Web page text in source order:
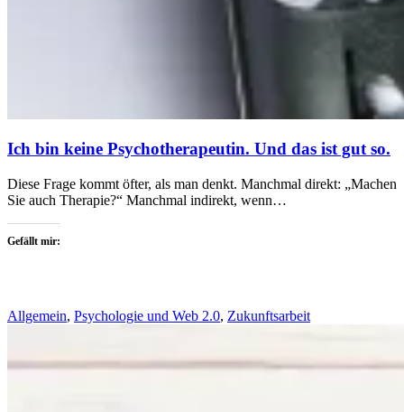
Ich bin keine Psychotherapeutin. Und das ist gut so.
Diese Frage kommt öfter, als man denkt. Manchmal direkt: „Machen
Sie auch Therapie?“ Manchmal indirekt, wenn…
Gefällt mir:
Allgemein, Psychologie und Web 2.0, Zukunftsarbeit